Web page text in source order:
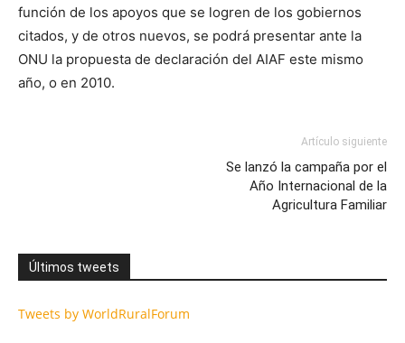
función de los apoyos que se logren de los gobiernos
citados, y de otros nuevos, se podrá presentar ante la
ONU la propuesta de declaración del AIAF este mismo
año, o en 2010.
Artículo siguiente
Se lanzó la campaña por el
Año Internacional de la
Agricultura Familiar
Últimos tweets
Tweets by WorldRuralForum